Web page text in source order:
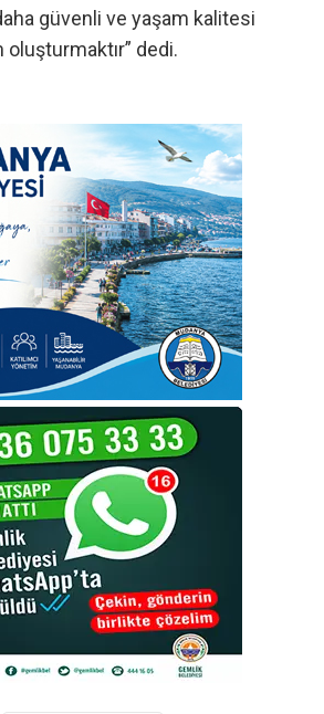
güvenli ve yaşam kalitesi
oluşturmaktır” dedi.